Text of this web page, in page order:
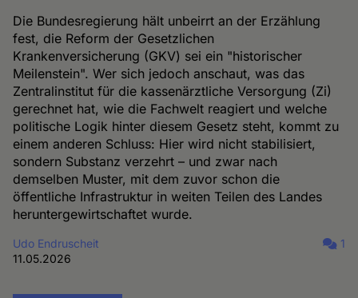
Die Bundesregierung hält unbeirrt an der Erzählung
fest, die Reform der Gesetzlichen
Krankenversicherung (GKV) sei ein "historischer
Meilenstein". Wer sich jedoch anschaut, was das
Zentralinstitut für die kassenärztliche Versorgung (Zi)
gerechnet hat, wie die Fachwelt reagiert und welche
politische Logik hinter diesem Gesetz steht, kommt zu
einem anderen Schluss: Hier wird nicht stabilisiert,
sondern Substanz verzehrt – und zwar nach
demselben Muster, mit dem zuvor schon die
öffentliche Infrastruktur in weiten Teilen des Landes
heruntergewirtschaftet wurde.
Udo Endruscheit
11.05.2026
1